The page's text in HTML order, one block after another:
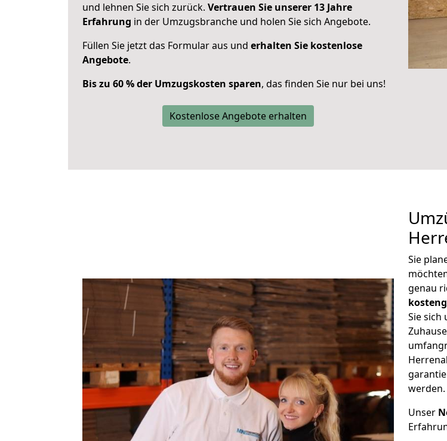
und lehnen Sie sich zurück. Vertrauen Sie unserer 13 Jahre
Erfahrung in der Umzugsbranche und holen Sie sich Angebote.
Füllen Sie jetzt das Formular aus und erhalten Sie kostenlose
Angebote.
Bis zu 60 % der Umzugskosten sparen, das finden Sie nur bei uns!
Kostenlose Angebote erhalten
Sie
genau
Sie sich
werden.
Unser